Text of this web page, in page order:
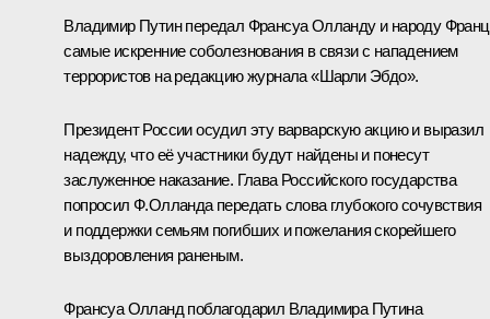
Владимир Путин передал Франсуа Олландуи народу
самые искренние соболезнования в связи с нападением
террористов на редакцию журнала «Шарли Эбдо».
Президент России осудил эту варварскую акцию и выразил
надежду, что её участники будут найдены и понесут
заслуженное наказание. Глава Российского государства
попросил Ф.Олланда передать слова глубокого сочувствия
и поддержки семьям погибших и пожелания скорейшего
выздоровления раненым.
Франсуа Олланд поблагодарил Владимира Путина